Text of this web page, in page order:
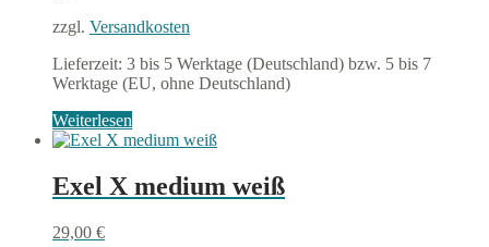
zzgl. Versandkosten
Lieferzeit: 3 bis 5 Werktage (Deutschland) bzw. 5 bis 7
Werktage (EU, ohne Deutschland)
Weiterlesen
Exel X medium weiß
29,00 €